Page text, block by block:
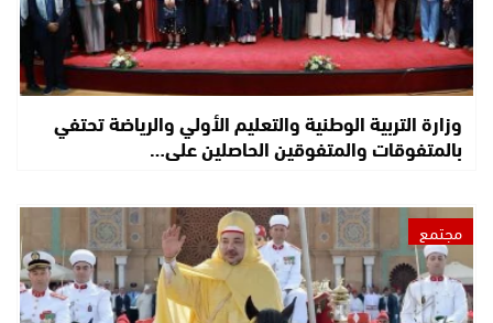
وزارة التربية الوطنية والتعليم الأولي والرياضة تحتفي
بالمتفوقات والمتفوقين الحاصلين على…
مجتمع